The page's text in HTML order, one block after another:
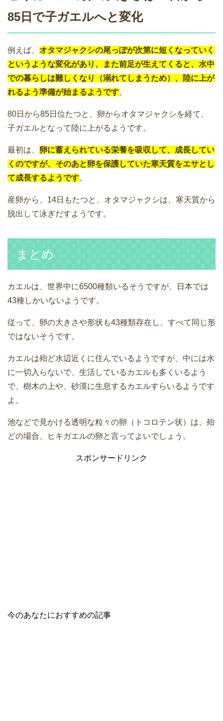
85日で子ガエルへと変化
例えば、 オタマジャクシの尾っぽが次第に短くなっていく
というような変化があり、また前足が生えてくると、水中
での暮らしは難しくなり（溺れてしまうため）、陸に上が
れるよう準備が始まるようです。
80日から85日位たつと、卵からオタマジャクシを経て、
子ガエルとなって陸に上がるようです。
最初は、 卵に蓄えられている栄養を吸収して、成長してい
くのですが、そのあと卵を保護していた寒天質をエサとし
て成長するようです。
産卵から、14日もたつと、オタマジャクシは、寒天質から
脱出して泳ぎだすようです。
まとめ
カエルは、世界中に6500種類いるそうですが、日本では
43種しかいないようです。
従って、卵の大きさや形状も43種類存在し、すべて同じ形
ではないそうです。
カエルは殆ど水辺近くに住んでいるようですが、中には水
に一切入らないで、生活しているカエルも多くいるよう
で、樹木の上や、砂漠に生息するカエルすらいるようです
よ。
池などで見かける透明な粒々の卵（トコロテン状）は、殆
どの場合、ヒキガエルの卵と言ってよいでしょう。
スポンサードリンク
今のあなたにおすすめの記事